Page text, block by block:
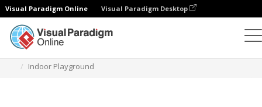
Visual Paradigm Online Visual Paradigm Desktop
Indoor Playground